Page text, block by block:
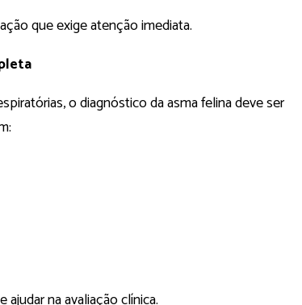
que exige atenção imediata.
o diagnóstico da asma felina deve ser
na avaliação clínica.